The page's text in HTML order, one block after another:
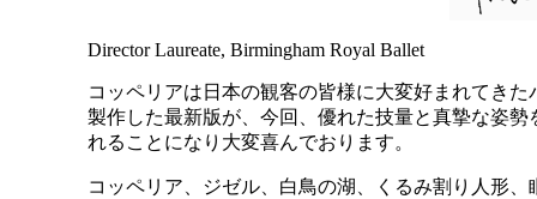
Director Laureate, Birmingham Royal Ballet
コッペリアは日本の観客の皆様に大変好まれてき
製作した最新版が、今回、優れた技量と真摯な姿
れることになり大変喜んでおります。
コッペリア、ジゼル、白鳥の湖、くるみ割り人形